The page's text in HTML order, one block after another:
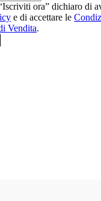
ora” dichiaro di
e di accettare le
Vendita.